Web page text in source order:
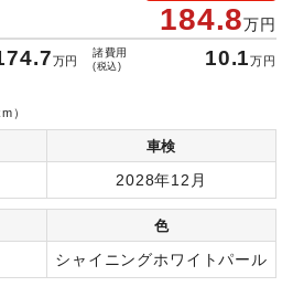
184.8万円
万円
諸費用
(税込) 10.1万円
）
車検
2028年12月
色
シャイニングホワイトパール